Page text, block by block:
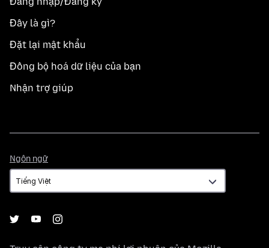
Đây là gì?
Đặt lại mật khẩu
Đồng bộ hoá dữ liệu của bạn
Nhận trợ giúp
Ngôn ngữ
ngữ